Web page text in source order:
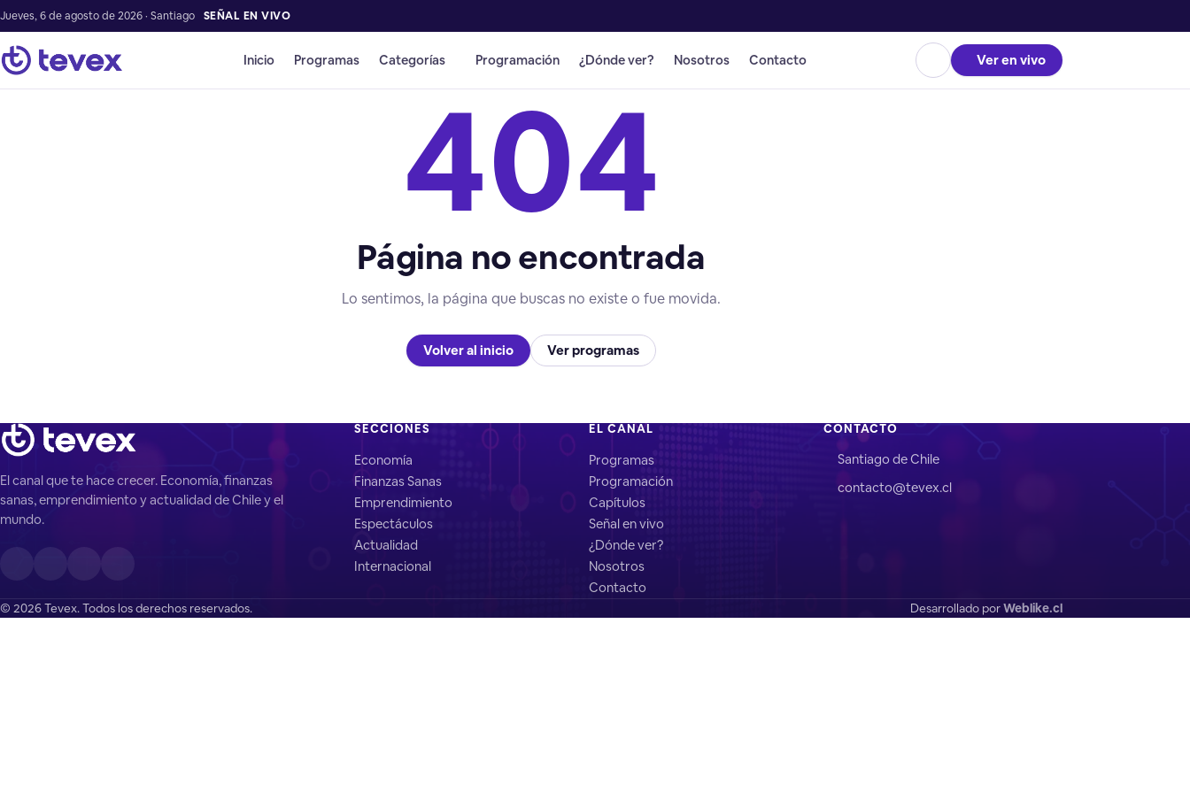
Jueves, 6 de agosto de 2026 · Santiago SEÑAL EN VIVO
Inicio Programas Categorías Programación ¿Dónde ver? Nosotros Contacto Ver en vivo
404
Página no encontrada
Lo sentimos, la página que buscas no existe o fue movida.
Volver al inicio Ver programas
El canal que te hace crecer. Economía, finanzas
sanas, emprendimiento y actualidad de Chile y el
mundo.
SECCIONES
Economía
Finanzas Sanas
Emprendimiento
Espectáculos
Actualidad
Internacional
EL CANAL
Programas
Programación
Capítulos
Señal en vivo
¿Dónde ver?
Nosotros
Contacto
CONTACTO
Santiago de Chile
contacto@tevex.cl
© 2026 Tevex. Todos los derechos reservados. Desarrollado porWeblike.cl